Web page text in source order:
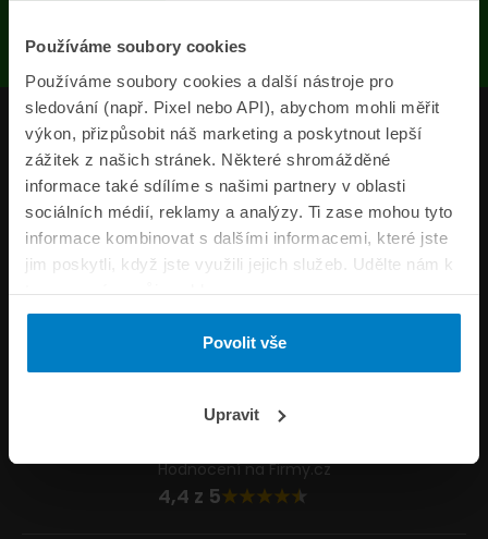
Používáme soubory cookies
Používáme soubory cookies a další nástroje pro
sledování (např. Pixel nebo API), abychom mohli měřit
výkon, přizpůsobit náš marketing a poskytnout lepší
zážitek z našich stránek. Některé shromážděné
informace také sdílíme s našimi partnery v oblasti
sociálních médií, reklamy a analýzy. Ti zase mohou tyto
informace kombinovat s dalšími informacemi, které jste
jim poskytli, když jste využili jejich služeb. Udělte nám k
tomu prosím svůj souhlas.
Povolit vše
Upravit
Produkty
Pojišťovny
Informace
ePojisteni.cz
Formuláře
Napište nám
Hodnocení na Firmy.cz
4,4 z 5